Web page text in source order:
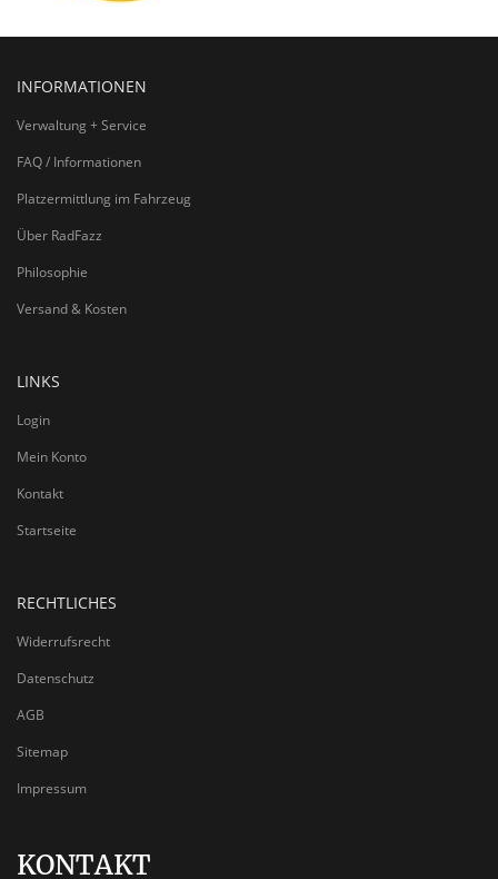
INFORMATIONEN
Verwaltung + Service
FAQ / Informationen
Platzermittlung im Fahrzeug
Über RadFazz
Philosophie
Versand & Kosten
LINKS
Login
Mein Konto
Kontakt
Startseite
RECHTLICHES
Widerrufsrecht
Datenschutz
AGB
Sitemap
Impressum
KONTAKT